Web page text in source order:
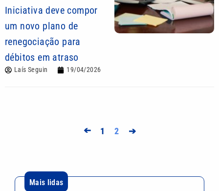
Iniciativa deve compor
um novo plano de
renegociação para
débitos em atraso
Laís Seguin 19/04/2026
➔ 1 2 ➔
Mais lidas